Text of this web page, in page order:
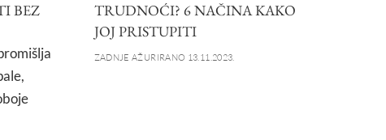
BEZ
TRUDNOĆI? 6 NAČINA KAKO
JOJ PRISTUPITI
ZADNJE AŽURIRANO 13.11.2023.